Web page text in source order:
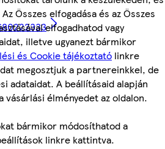
Összes elfogadása és az Összes
elfogadhatod vagy
illetve ugyanezt bármikor
és Cookie tájékoztató linkre
megosztjuk a partnereinkkel, de
adataidat. A beállításaid alapján
vásárlási élményedet az oldalon.
bármikor módosíthatod a
linkre kattintva.